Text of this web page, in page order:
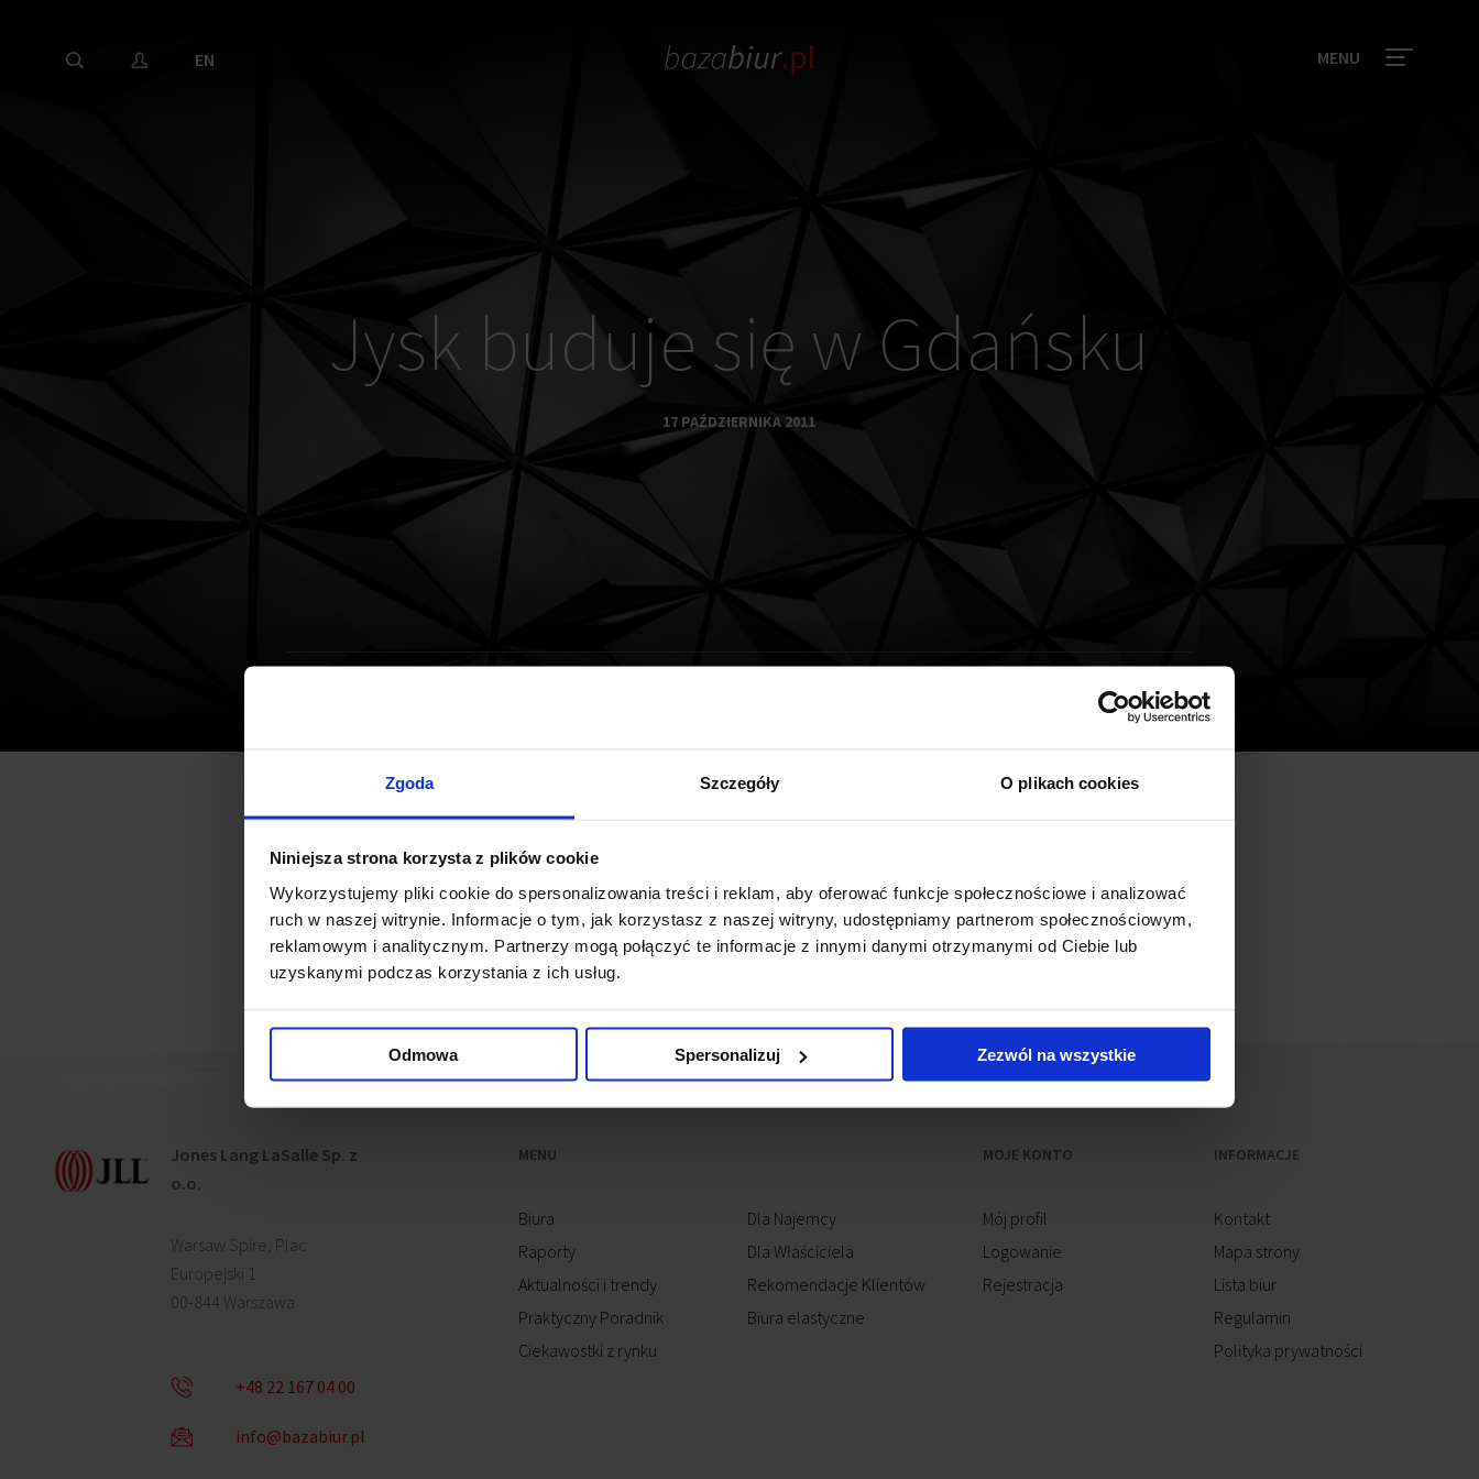
Zgoda Szczegóły O plikach cookies
Niniejsza strona korzysta z plików cookie
Wykorzystujemy pliki cookie do spersonalizowania treści i reklam, aby oferować funkcje społecznościowe i analizować
ruch w naszej witrynie. Informacje o tym, jak korzystasz z naszej witryny, udostępniamy partnerom społecznościowym,
reklamowym i analitycznym. Partnerzy mogą połączyć te informacje z innymi danymi otrzymanymi od Ciebie lub
uzyskanymi podczas korzystania z ich usług.
Odmowa Spersonalizuj Zezwól na wszystkie
EN MENU
Jysk buduje się w Gdańsku
17 PAŹDZIERNIKA 2011
mkw powstanie przy ul. Meteorytowej, niedaleko obwodnicy trójmiejskiej. Zakończenie inwestycji planowane jest na III
kwartał 2012.
Jones Lang LaSalle Sp. z
o.o.
Warsaw Spire, Plac
Europejski 1
00-844 Warszawa
+48 22 167 04 00
info@bazabiur.pl
MENU
Biura
Raporty
Aktualności i trendy
Praktyczny Poradnik
Ciekawostki z rynku
Dla Najemcy
Dla Właściciela
Rekomendacje Klientów
Biura elastyczne
MOJE KONTO
Mój profil
Logowanie
Rejestracja
INFORMACJE
Kontakt
Mapa strony
Lista biur
Regulamin
Polityka prywatności